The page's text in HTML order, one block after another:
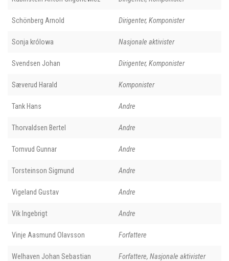
Schönberg Arnold Dirigenter, Komponister
Sonja królowa Nasjonale aktivister
Svendsen Johan Dirigenter, Komponister
Sæverud Harald Komponister
Tank Hans Andre
Thorvaldsen Bertel Andre
Tornvud Gunnar Andre
Torsteinson Sigmund Andre
Vigeland Gustav Andre
Vik Ingebrigt Andre
Vinje Aasmund Olavsson Forfattere
Welhaven Johan Sebastian Forfattere, Nasjonale aktivister